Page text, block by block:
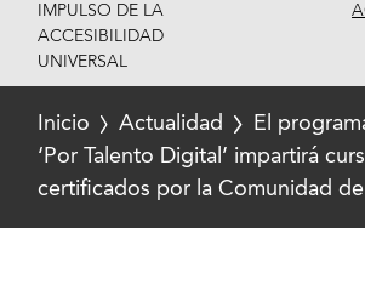
IMPULSO DE LA
ACCESIBILIDAD
UNIVERSAL
Inicio Actualidad
El
‘Por Talento Digital’ impartirá
certificados por la Comunidad